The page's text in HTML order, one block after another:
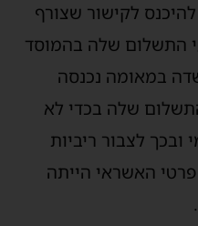
לקישור שצורף
התשלום שלה בהמוסד
במאומה נכנסה
שלה בכדי לא
ובכך לצבור ריביות
פרטי האשראי הייתה